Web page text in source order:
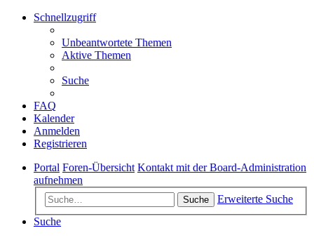
Schnellzugriff
Unbeantwortete Themen
Aktive Themen
Suche
FAQ
Kalender
Anmelden
Registrieren
Portal Foren-Übersicht Kontakt mit der Board-Administration
aufnehmen
Suche
Erweiterte Suche
Suche